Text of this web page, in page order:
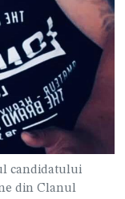
candidatului
din Clanul